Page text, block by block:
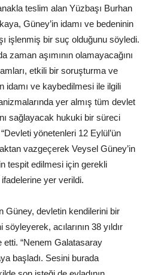
teslim alan Yüzbaşı Burhan
Güney’in idamı ve bedeninin
işlenmiş bir suç olduğunu söyledi.
zaman aşımının olamayacağını
etkili bir soruşturma ve
idamı ve kaybedilmesi ile ilgili
yer almış tüm devlet
sağlayacak hukuki bir süreci
yönetenleri 12 Eylül’ün
vazgeçerek Veysel Güney’in
tespit edilmesi için gerekli
ifadelerine yer verildi.
Güney, devletin kendilerini bir
acılarının 38 yıldır
etti. “Nenem Galatasaray
başladı. Sesini burada